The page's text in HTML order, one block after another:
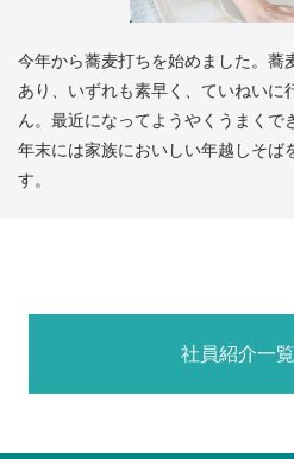
今年から蕎麦打ちを始めました。蕎
あり、いずれも素早く、ていねいに
ん。最近になってようやくうまくで
年末には家族においしい年越しそば
す。
社員紹介一